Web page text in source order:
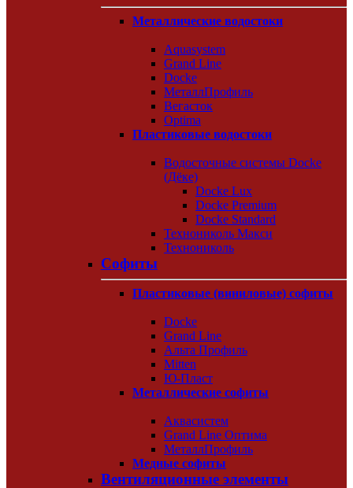
Металлические водостоки
Aquasystem
Grand Line
Docke
МеталлПрофиль
Вегасток
Optima
Пластиковые водостоки
Водосточные системы Docke
(Дёке)
Docke Lux
Docke Premium
Docke Standard
Технониколь Макси
Технониколь
Софиты
Пластиковые (виниловые) софиты
Docke
Grand Line
Альта Профиль
Mitten
Ю-Пласт
Металлические софиты
Аквасистем
Grand Line Оптима
МеталлПрофиль
Медные софиты
Вентиляционные элементы